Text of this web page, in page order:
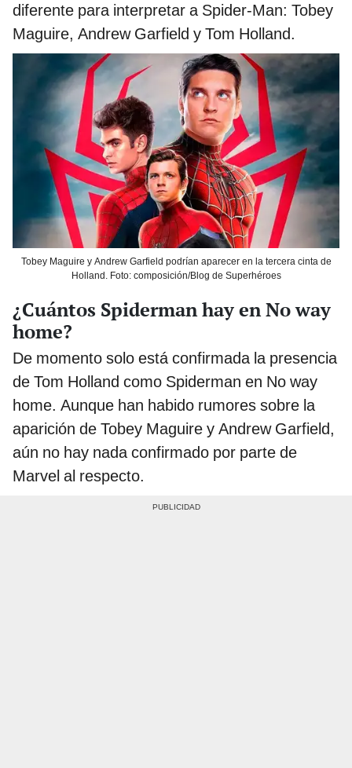
diferente para interpretar a Spider-Man: Tobey
Maguire, Andrew Garfield y Tom Holland.
Tobey Maguire y Andrew Garfield podrían aparecer en la tercera cinta de
Holland. Foto: composición/Blog de Superhéroes
¿Cuántos Spiderman hay en No way
home?
De momento solo está confirmada la presencia
de Tom Holland como Spiderman en No way
home. Aunque han habido rumores sobre la
aparición de Tobey Maguire y Andrew Garfield,
aún no hay nada confirmado por parte de
Marvel al respecto.